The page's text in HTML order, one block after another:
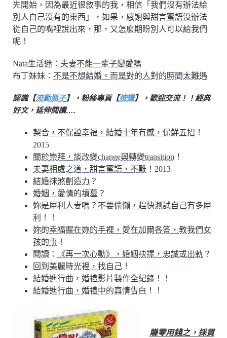
先開始，因為最近很敘事的我，相信「我們沒有辦法給
別人自己沒有的東西」，如果，感謝與甜言蜜語沒辦法
從自己的嘴裡說出來，那，又怎麼期盼別人可以給我們
呢！
Nata生活迷： 夫妻不能一輩子戀愛嗎
布丁妹妹： 不是不想結婚。而是對的人對的時間太難遇
認識【流動瓶子】，粉絲專頁【按讚】，歡迎交流！！經典
好文，延伸閱讀….
契合，不保證幸福，結婚十年有感，保鮮五招 ！
2015
關於崇拜，談改變change與轉變transition ！
夫妻相處之道，甜言蜜語，不難 ！2013
結婚抹煞創造力 ？
婚姻，愛情的墳墓 ？
妳是犀利人妻嗎？不要偷懶，趕快測試自己有多犀
利
！！
妳的幸福握在妳的手裡，愛在加爾各答，教我們女
孩的事 ！
閱讀：
《再一次心動》，婚姻抉擇，忠誠或出軌 ？
回到美麗時光裡，找自己 ！
結婚進行曲，婚禮影片製作全紀錄 ！！
結婚進行曲，婚禮中的真情告白 ！！
賺零用錢之，採買